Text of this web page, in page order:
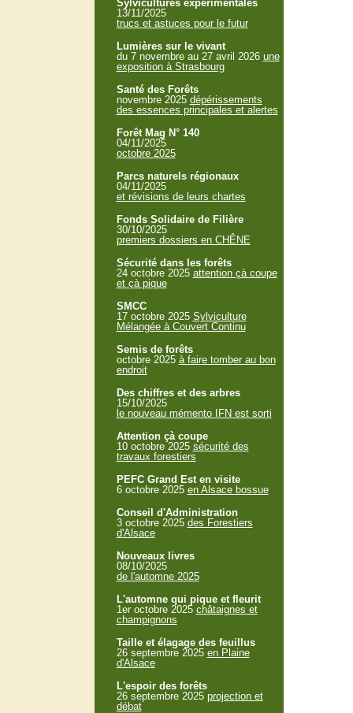
Sylvicultures expérimentales
13/11/2025
trucs et astuces pour le futur
Lumières sur le vivant
du 7 novembre au 27 avril 2026 une
exposition à Strasbourg
Santé des Forêts
novembre 2025 dépérissements
des essences principales et alertes
Forêt Mag N° 140
04/11/2025
octobre 2025
Parcs naturels régionaux
04/11/2025
et révisions de leurs chartes
Fonds Solidaire de Filière
30/10/2025
premiers dossiers en CHÊNE
Sécurité dans les forêts
24 octobre 2025 attention çà coupe
et çà pique
SMCC
17 octobre 2025 Sylviculture
Mélangée à Couvert Continu
Semis de forêts
octobre 2025 à faire tomber au bon
endroit
Des chiffres et des arbres
15/10/2025
le nouveau mémento IFN est sorti
Attention çà coupe
10 octobre 2025 sécurité des
travaux forestiers
PEFC Grand Est en visite
6 octobre 2025 en Alsace bossue
Conseil d'Administration
3 octobre 2025 des Forestiers
d'Alsace
Nouveaux livres
08/10/2025
de l'automne 2025
L'automne qui pique et fleurit
1er octobre 2025 châtaignes et
champignons
Taille et élagage des feuillus
26 septembre 2025 en Plaine
d'Alsace
L'espoir des forêts
26 septembre 2025 projection et
débat